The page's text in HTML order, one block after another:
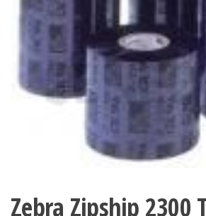
Zebra Zipship 2300